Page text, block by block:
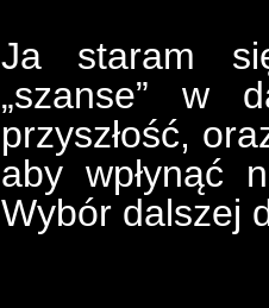
Ja staram
„szanse” w
przyszłość,
aby wpłynąć
Wybór dalszej